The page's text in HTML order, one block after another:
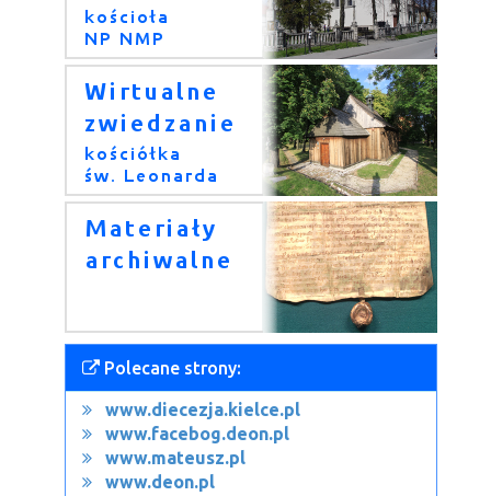
Polecane strony:
www.diecezja.kielce.pl
www.facebog.deon.pl
www.mateusz.pl
www.deon.pl